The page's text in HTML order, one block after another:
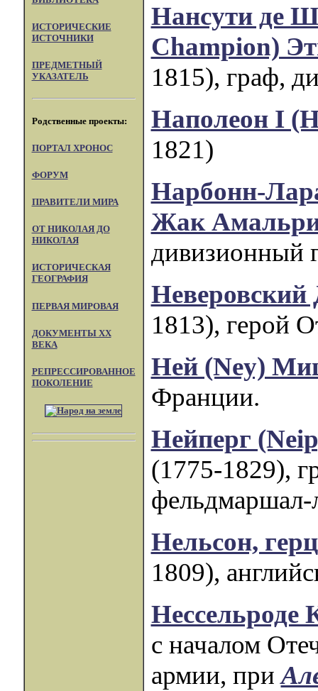
ИСТОРИЧЕСКИЕ
ИСТОЧНИКИ
ПРЕДМЕТНЫЙ
УКАЗАТЕЛЬ
Родственные проекты:
ПОРТАЛ XPOHOC
ФОРУМ
ПРАВИТЕЛИ МИРА
ОТ НИКОЛАЯ ДО
НИКОЛАЯ
ИСТОРИЧЕСКАЯ
ГЕОГРАФИЯ
ПЕРВАЯ МИРОВАЯ
ДОКУМЕНТЫ XX
ВЕКА
РЕПРЕССИРОВАННОЕ
ПОКОЛЕНИЕ
Нансути де
Champion)
1815), граф,
Наполеон I
1821)
Нарбонн-
Жак
дивизионный
1813), герой
Ней (Ney)
Франции.
Нейперг
(1775-1829),
фельдмаршал-
Нельсон,
1809),
Нессельроде
с началом
армии, при